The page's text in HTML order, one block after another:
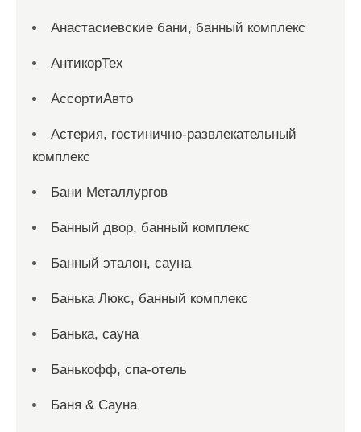
Анастасиевские бани, банный комплекс
АнтикорТех
АссортиАвто
Астерия, гостинично-развлекательный
комплекс
Бани Металлургов
Банный двор, банный комплекс
Банный эталон, сауна
Банька Люкс, банный комплекс
Банька, сауна
Банькофф, спа-отель
Баня & Сауна